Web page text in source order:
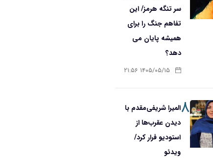
سر تنگه هرمز/ این
تفاهم جنگ را برای
همیشه پایان می
دهد؟
۱۴۰۵/۰۵/۱۵ ۲۱:۵۶
۸المیرا شریفی‌مقدم با
دیدن عقرب‌ها از
استودیو فرار کرد/
ویدئو